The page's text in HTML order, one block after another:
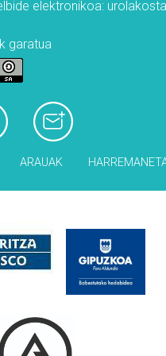
elektronikoa:
garatua
ARAUAK